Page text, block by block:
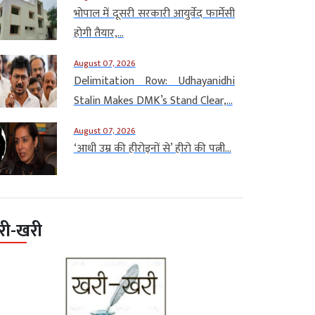
भोपाल में दूसरी सरकारी आयुर्वेद फार्मेसी
होगी तैयार,...
August 07, 2026
Delimitation Row: Udhayanidhi
Stalin Makes DMK’s Stand Clear,...
August 07, 2026
‘आधी उम्र की हीरोइनों से’ हीरो की पत्नी...
खरी